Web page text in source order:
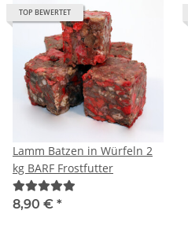
TOP BEWERTET
Lamm Batzen in Würfeln 2
kg BARF Frostfutter
8,90 € *